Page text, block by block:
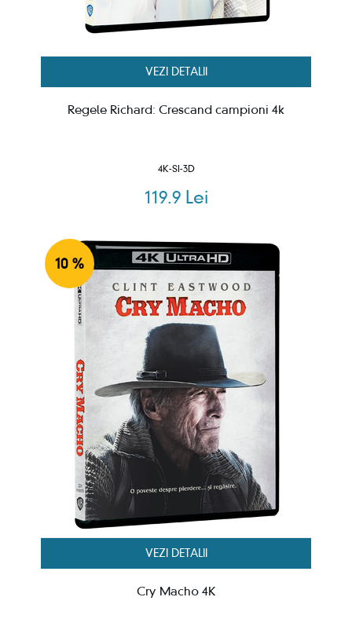
VEZI DETALII
Regele Richard: Crescand campioni 4k
4K-SI-3D
119.9 Lei
10 %
VEZI DETALII
Cry Macho 4K